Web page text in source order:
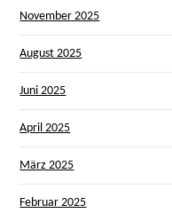
November 2025
August 2025
Juni 2025
April 2025
März 2025
Februar 2025